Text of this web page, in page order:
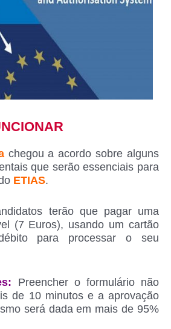
chegou a acordo sobre alguns
que serão essenciais para
ETIAS.
terão que pagar uma
(7 Euros), usando um cartão
para processar o seu
Preencher o formulário não
de 10 minutos e a aprovação
será dada em mais de 95%